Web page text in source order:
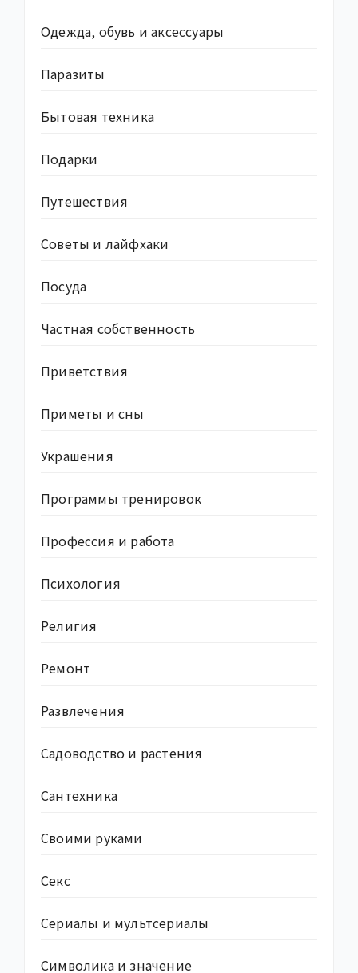
Одежда, обувь и аксессуары
Паразиты
Бытовая техника
Подарки
Путешествия
Советы и лайфхаки
Посуда
Частная собственность
Приветствия
Приметы и сны
Украшения
Программы тренировок
Профессия и работа
Психология
Религия
Ремонт
Развлечения
Садоводство и растения
Сантехника
Своими руками
Секс
Сериалы и мультсериалы
Символика и значение